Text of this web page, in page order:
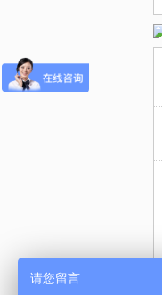
请您留言